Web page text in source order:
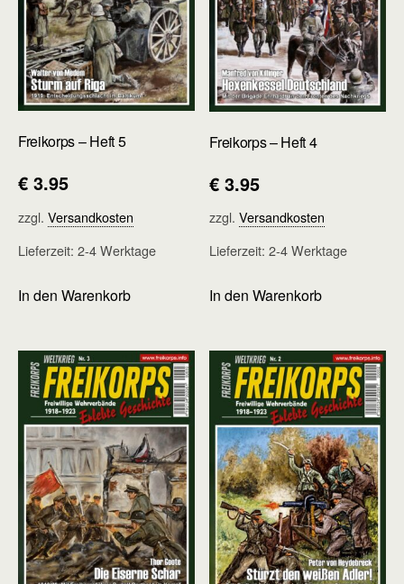
Freikorps – Heft 5
€ 3.95
zzgl. Versandkosten
Lieferzeit: 2-4 Werktage
In den Warenkorb
Freikorps – Heft 4
€ 3.95
zzgl.Versandkosten
Lieferzeit:2-4 Werktage
In den Warenkorb